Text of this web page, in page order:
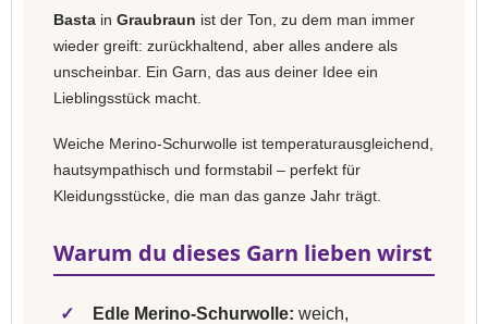
Basta in Graubraun ist der Ton, zu dem man immer
wieder greift: zurückhaltend, aber alles andere als
unscheinbar. Ein Garn, das aus deiner Idee ein
Lieblingsstück macht.
Weiche Merino-Schurwolle ist temperaturausgleichend,
hautsympathisch und formstabil – perfekt für
Kleidungsstücke, die man das ganze Jahr trägt.
Warum du dieses Garn lieben wirst
✓ Edle Merino-Schurwolle: weich,